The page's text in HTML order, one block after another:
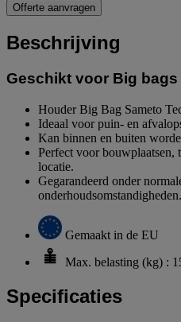
Offerte aanvragen
Beschrijving
Geschikt voor Big bags
Houder Big Bag Sameto
Ideaal voor puin- en
Kan binnen en buiten
Perfect voor bouwplaatsen,
locatie.
Gegarandeerd onder
onderhoudsomstandigheden.
Gemaakt in de EU
Max. belasting (kg) :
Specificaties